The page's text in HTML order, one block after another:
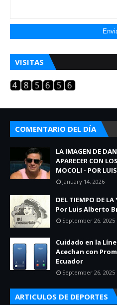
VISITAS
COMENTARIO DEL DÍA
LA IMAGEN DE
APARECER CON
MOCOLI - POR
January 14, 2026
DEL TIEMPO DE
Por Luis Alberto
September 26, 2025
Cuidado en la
Acechan con
Ecuador
September 26, 2025
ARTICULOS DE DEPORTES